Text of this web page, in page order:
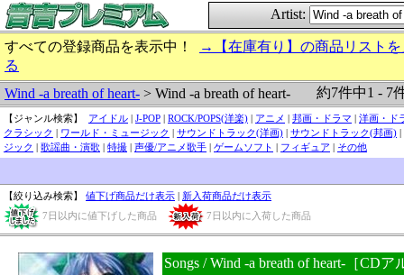
Artist:
すべての登録商品を表示中！
→【在庫有り】の商品リストを
る
Wind -a breath of heart- > Wind -a breath of heart- 約7件中1 - 7
【ジャンル検索】 アイドル | J-POP | ROCK/POPS(洋楽) | アニメ | 邦画・ドラマ | 洋画・ド
クラシック | ワールド・ミュージック | サウンドトラック(洋画) | サウンドトラック(邦画) |
ジック | 歌謡曲・演歌 | 特撮 | 声優/アニメ歌手 | ゲームソフト | フィギュア | その他
【絞り込み検索】 値下げ商品だけ表示 | 新入荷商品だけ表示
7日以内に値下げした商品
7日以内に入荷した商品
Songs / Wind -a breath of heart-［CD